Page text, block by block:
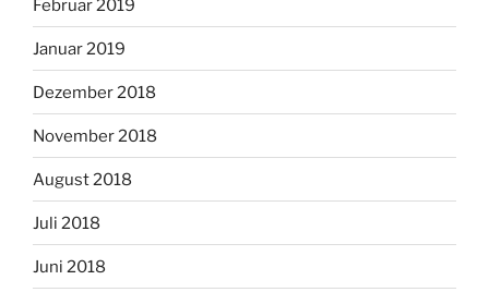
Februar 2019
Januar 2019
Dezember 2018
November 2018
August 2018
Juli 2018
Juni 2018